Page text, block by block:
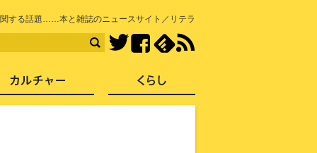
する話題……本と雑誌のニュースサイト／リテラ
TwitterFacebook
社会